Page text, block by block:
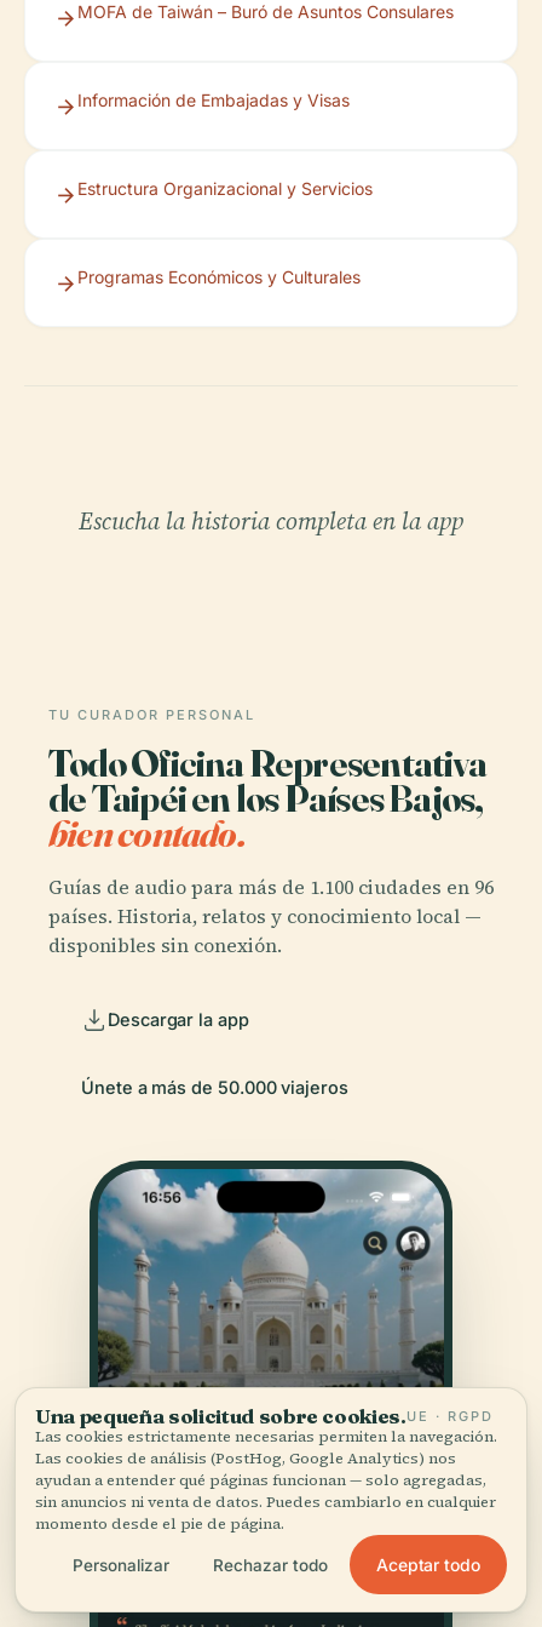
MOFA de Taiwán – Buró de Asuntos Consulares
Información de Embajadas y Visas
Estructura Organizacional y Servicios
Programas Económicos y Culturales
Escucha la historia completa en la app
TU CURADOR PERSONAL
Todo Oficina Representativa
de Taipéi en los Países Bajos,
bien contado.
Guías de audio para más de 1.100 ciudades en 96
países. Historia, relatos y conocimiento local —
disponibles sin conexión.
Descargar la app
Únete a más de 50.000 viajeros
Una pequeña solicitud sobre cookies.UE · RGPD
Las cookies estrictamente necesarias permiten la navegación.
Las cookies de análisis (PostHog, Google Analytics) nos
ayudan a entender qué páginas funcionan — solo agregadas,
sin anuncios ni venta de datos. Puedes cambiarlo en cualquier
momento desde el pie de página.
Personalizar Rechazar todo Aceptar todo